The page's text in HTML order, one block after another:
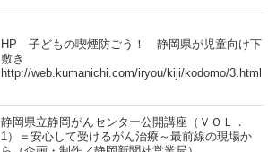
HP 子どもの喫煙防ごう！ 静岡県が児童向け下
敷き
http://web.kumanichi.com/iryou/kiji/kodomo/3.html
静岡県立静岡がんセンター公開講座（ＶＯＬ．
1）＝安心して受けるがん治療～最前線の現場か